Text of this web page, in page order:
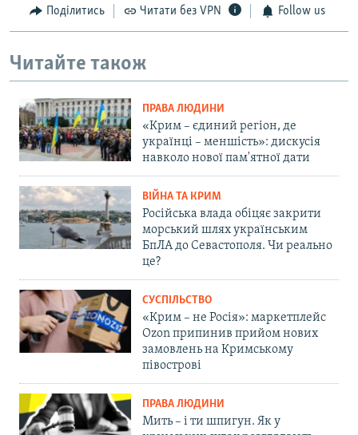
Поділитись Читати без VPN Follow us
Читайте також
ПРАВА ЛЮДИНИ
«Крим – єдиний регіон, де
українці – меншість»: дискусія
навколо нової пам'ятної дати
ВІЙНА ТА КРИМ
Російська влада обіцяє закрити
морський шлях українським
БпЛА до Севастополя. Чи реально
це?
СУСПІЛЬСТВО
«Крим – не Росія»: маркетплейс
Ozon припинив прийом нових
замовлень на Кримському
півострові
ПРАВА ЛЮДИНИ
Мить – і ти шпигун. Як у